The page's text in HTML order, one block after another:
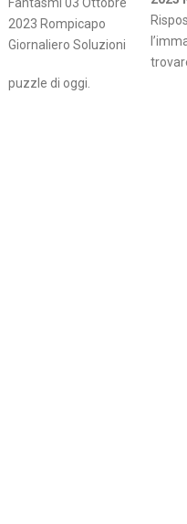
puzzle di oggi.